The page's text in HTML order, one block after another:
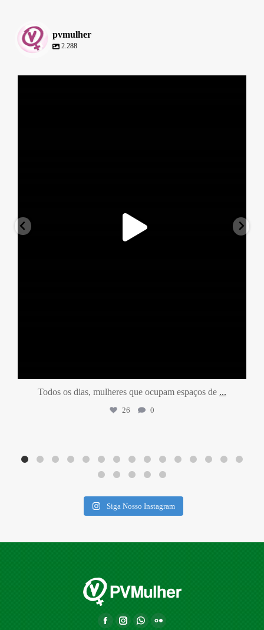
pvmulher
2.288
Todos os dias, mulheres que ocupam espaços de ...
26 0
Siga Nosso Instagram